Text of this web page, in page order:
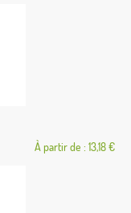
À partir de : 13,18 €